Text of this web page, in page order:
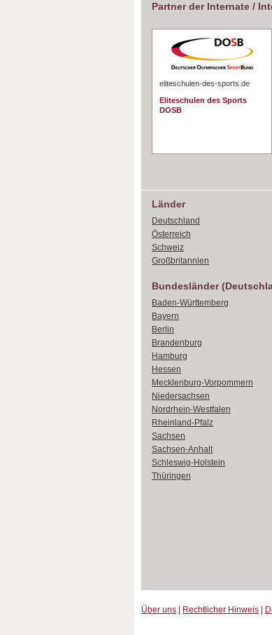
Partner der Internate /
eliteschulen-des-sports.de
Eliteschulen des Sports
DOSB
Länder
Deutschland
Österreich
Schweiz
Großbritannien
Bundesländer
Baden-Württemberg
Bayern
Berlin
Brandenburg
Hamburg
Hessen
Mecklenburg-Vorpommern
Niedersachsen
Nordrhein-Westfalen
Rheinland-Pfalz
Sachsen
Sachsen-Anhalt
Schleswig-Holstein
Thüringen
Über uns Rechtlicher Hinweis